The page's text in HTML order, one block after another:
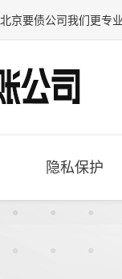
北京要债公司我们更专
隐私保护